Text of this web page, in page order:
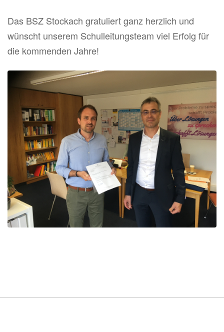
Das BSZ Stockach gratuliert ganz herzlich und
wünscht unserem Schulleitungsteam viel Erfolg für
die kommenden Jahre!